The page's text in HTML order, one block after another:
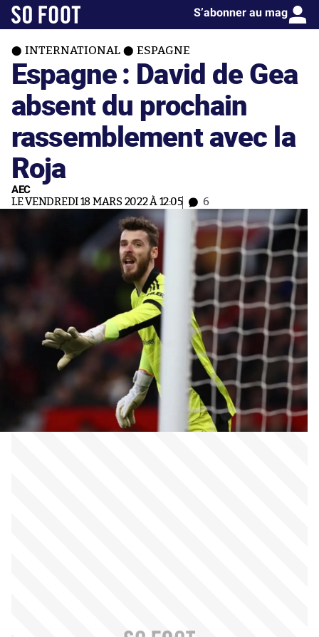
S’abonner au mag
INTERNATIONAL ESPAGNE
Espagne : David de Gea
absent du prochain
rassemblement avec la
Roja
AEC
LE VENDREDI 18 MARS 2022 À 12:05 6